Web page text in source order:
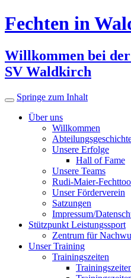
Fechten in
Willkommen bei
SV Waldkirch
Springe zum Inhalt
Über uns
Willkommen
Unsere Erfolge
Hall of Fame
Unsere Teams
Rudi-Maier-
Unser Förderverein
Satzungen
Impressum/
Stützpunkt Leistungssport
Zentrum für
Unser Training
Trainingszeiten